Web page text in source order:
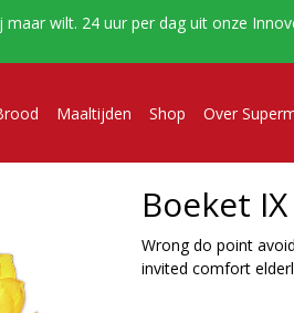
wilt. 24 uur per dag uit onze
Maaltijden Shop Over
Boeket IX
Wrong do point
invited comfort